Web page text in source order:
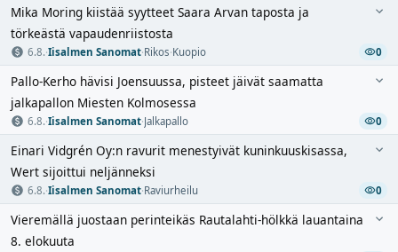
Mika Moring kiistää syytteet Saara Arvan taposta ja
törkeästä vapaudenriistosta
6.8.·Iisalmen Sanomat·Rikos·Kuopio 0
Pallo-Kerho hävisi Joensuussa, pisteet jäivät saamatta
jalkapallon Miesten Kolmosessa
6.8.·Iisalmen Sanomat·Jalkapallo 0
Einari Vidgrén Oy:n ravurit menestyivät kuninkuuskisassa,
Wert sijoittui neljänneksi
6.8.·Iisalmen Sanomat·Raviurheilu 0
Vieremällä juostaan perinteikäs Rautalahti-hölkkä lauantaina
8. elokuuta